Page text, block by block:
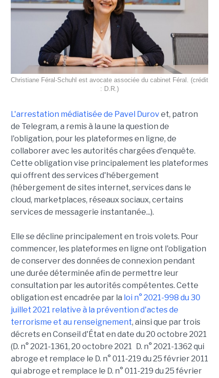
Christiane Féral-Schuhl est avocate associée du cabinet Féral. (crédit
: D.R.)
L'arrestation médiatisée de Pavel Durovet, patron
de Telegram, a remis à la une la question de
l'obligation, pour les plateformes en ligne, de
collaborer avec les autorités chargées d'enquête.
Cette obligation vise principalement les plateformes
qui offrent des services d'hébergement
(hébergement de sites internet, services dans le
cloud, marketplaces, réseaux sociaux, certains
services de messagerie instantanée...).
Elle se décline principalement en trois volets. Pour
commencer, les plateformes en ligne ont l'obligation
de conserver des données de connexion pendant
une durée déterminée afin de permettre leur
consultation par les autorités compétentes. Cette
obligation est encadrée par la loi n° 2021-998 du 30
juillet 2021 relative à la prévention d'actes de
terrorisme et au renseignement, ainsi que par trois
décrets en Conseil d'État en date du 20 octobre 2021
(D. n° 2021-1361, 20 octobre 2021 D. n° 2021-1362 qui
abroge et remplace le D. n° 011-219 du 25 février 2011
qui abroge et remplace le D. n° 011-219 du 25 février